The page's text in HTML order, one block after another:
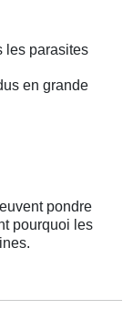
les parasites
en grande
pondre
pourquoi les